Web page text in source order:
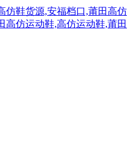
仿鞋货源,安福档口,莆田高仿
高仿运动鞋,高仿运动鞋,莆田